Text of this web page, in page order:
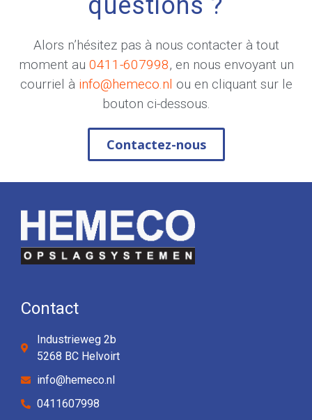
Alors n’hésitez pas à nous contacter à tout
moment au 0411-607998, en nous envoyant un
courriel à info@hemeco.nl ou en cliquant sur le
bouton ci-dessous.
Contactez-nous
Contact
Industrieweg 2b
5268 BC Helvoirt
info@hemeco.nl
0411607998